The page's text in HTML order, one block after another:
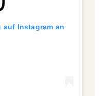
auf Instagram an